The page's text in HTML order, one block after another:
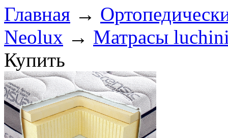
Главная →
Neolux → Матрасы
Купить